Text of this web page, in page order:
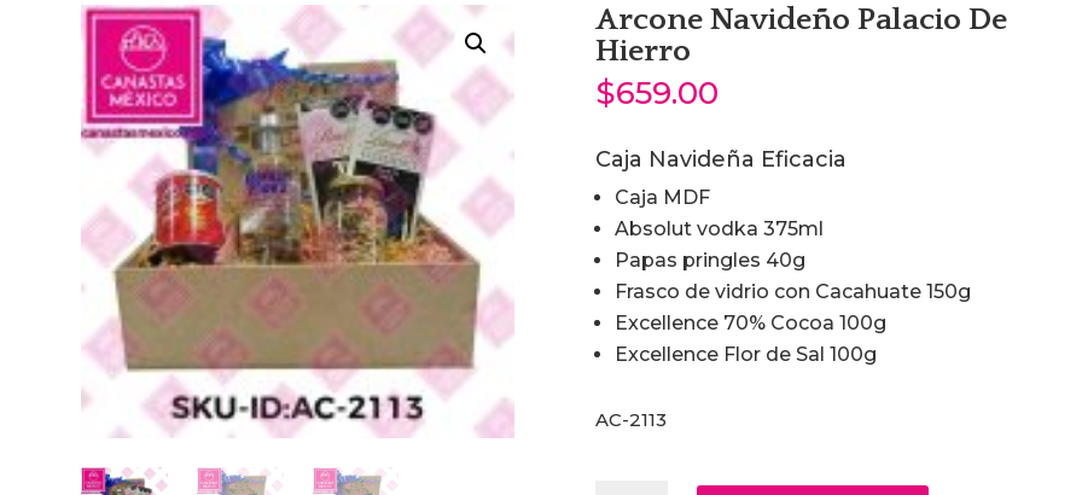
Arcone Navideño Palacio De
Hierro
$659.00
Caja Navideña Eficacia
Caja MDF
Absolut vodka 375ml
Papas pringles 40g
Frasco de vidrio con Cacahuate 150g
Excellence 70% Cocoa 100g
Excellence Flor de Sal 100g
AC-2113